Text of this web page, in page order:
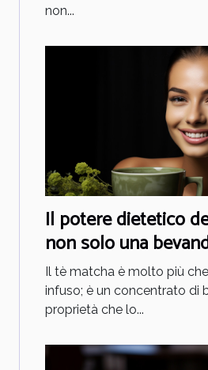
non...
Il potere dietetico
non solo una
Il tè matcha è molto più
infuso; è un concentrato di
proprietà che lo...